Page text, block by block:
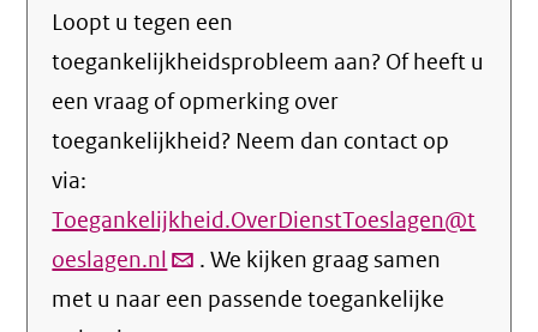
Loopt u tegen een
toegankelijkheidsprobleem aan? Of heeft u
een vraag of opmerking over
toegankelijkheid? Neem dan contact op
via:
Toegankelijkheid.OverDienstToeslagen@t
oeslagen.nl (link
verstuurt
. We kijken graag samen
met u naar een passende toegankelijke